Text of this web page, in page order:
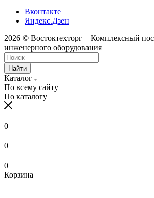
Вконтакте
Яндекс.Дзен
2026 © Востоктехторг – Комплексный
инженерного оборудования
Найти
Каталог
По всему сайту
По каталогу
0
0
0
Корзина